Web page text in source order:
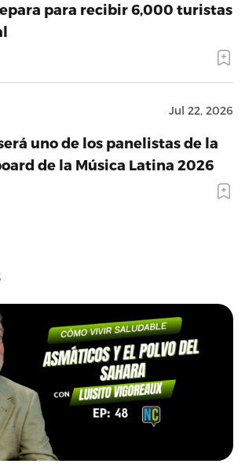
para recibir 6,000 turistas
Jul 22, 2026
uno de los panelistas de la
de la Música Latina 2026